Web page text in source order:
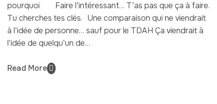
pourquoi Faire l’intéressant… T’as pas que ça à faire.
Tu cherches tes clés. Une comparaison qui ne viendrait
à l’idée de personne… sauf pour le TDAH Ça viendrait à
l’idée de quelqu’un de…
Read More